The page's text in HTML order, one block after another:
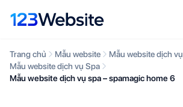
Trang chủ Mẫu website
Mẫu website dịch vụ
Mẫu website dịch vụ Spa
Mẫu website dịch vụ spa – spamagic home 6